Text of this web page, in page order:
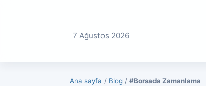
7 Ağustos 2026
Ana sayfa / Blog / #Borsada Zamanlama